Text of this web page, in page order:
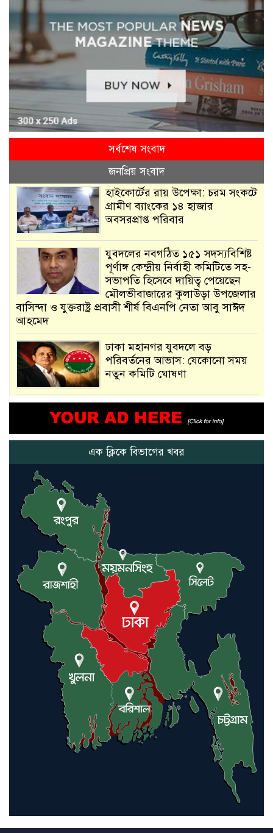
সর্বশেষ সংবাদ
জনপ্রিয় সংবাদ
হাইকোর্টের রায় উপেক্ষা: চরম সংকটে
গ্রামীণ ব্যাংকের ১৪ হাজার
অবসরপ্রাপ্ত পরিবার
যুবদলের নবগঠিত ১৫১ সদস্যবিশিষ্ট
পূর্ণাঙ্গ কেন্দ্রীয় নির্বাহী কমিটিতে সহ-
সভাপতি হিসেবে দায়িত্ব পেয়েছেন
মৌলভীবাজারের কুলাউড়া উপজেলার
বাসিন্দা ও যুক্তরাষ্ট্র প্রবাসী শীর্ষ বিএনপি নেতা আবু সাঈদ
আহমেদ
ঢাকা মহানগর যুবদলে বড়
পরিবর্তনের আভাস: যেকোনো সময়
নতুন কমিটি ঘোষণা
মানুষের উপকার হয় : প্রধানমন্ত্রী
যুক্তরাষ্ট্র ও ইসরায়েল বাদে হরমুজ
প্রণালি সবার জন্য উন্মুক্ত: আরাকচি
এবার চীনের দ্বারস্থ হলেন ডোনাল্ড
ট্রাম্প
ইরানে কঠোর হামলা অব্যাহত রাখতে
ট্রাম্পকে আহ্বান সৌদি আরবের
ইরাকসহ মধ্যপ্রাচ্যে ২৪ হামলা চালাল
ইরানপন্থি গোষ্ঠী
হরমুজ প্রণালী সুরক্ষায় মিত্ররা সাহায্য
না করলে ন্যাটোর ভবিষ্যৎ খারাপ
এক ক্লিকে বিভাগের খবর